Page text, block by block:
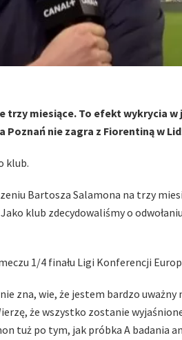
trzy miesiące. To efekt wykrycia
nie zagra z Fiorentiną w
klub.
Bartosza Salamona na trzy
klub zdecydowaliśmy o
1/4 finału Ligi Konferencji
zna, wie, że jestem bardzo uważny
że wszystko zostanie
tuż po tym, jak próbka A badania